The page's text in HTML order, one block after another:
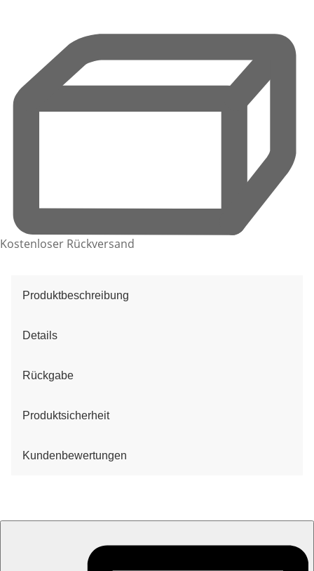
Kostenloser Rückversand
Produktbeschreibung
Details
Rückgabe
Produktsicherheit
Kundenbewertungen